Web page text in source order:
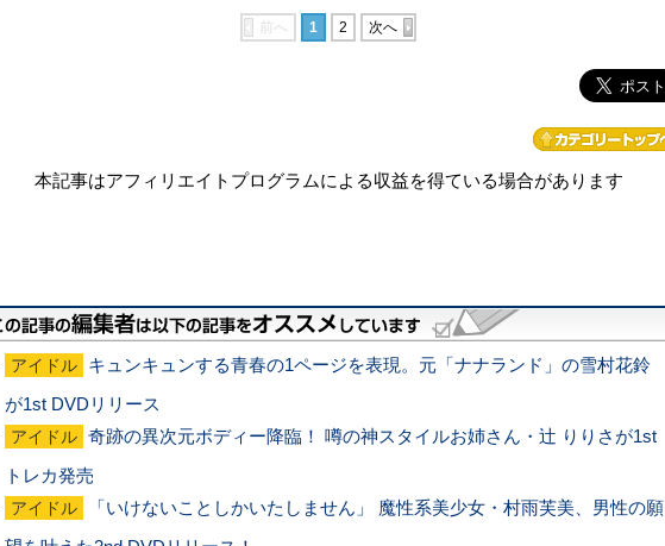
前へ 1 2 次へ
本記事はアフィリエイトプログラムによる収益を得ている場合があります
アイドル
キュンキュンする青春の1ページを表現。元「ナナランド」の雪村花鈴
が1st DVDリリース
アイドル 奇跡の異次元ボディー降臨！ 噂の神スタイルお姉さん・辻 りりさが1st
トレカ発売
アイドル
「いけないことしかいたしません」 魔性系美少女・村雨芙美、男性の願